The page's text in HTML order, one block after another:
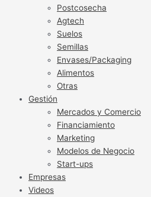
Postcosecha
Agtech
Suelos
Semillas
Envases/Packaging
Alimentos
Otras
Gestión
Mercados y Comercio
Financiamiento
Marketing
Modelos de Negocio
Start-ups
Empresas
Videos